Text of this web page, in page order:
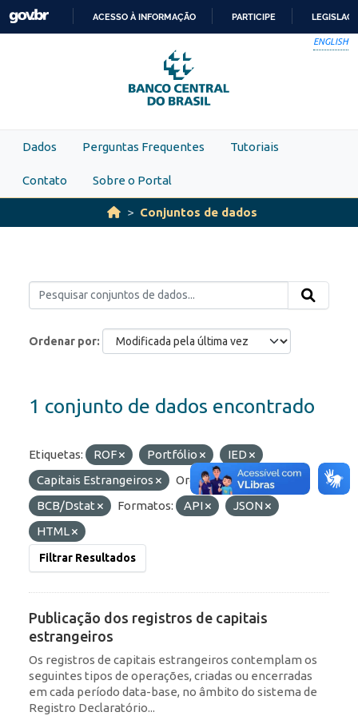
Skip to main content
PARA
O
CONTEÚDO
ACESSO À INFORMAÇÃO PARTICIPE
ENGLISH
Dados Perguntas Frequentes Tutoriais
Contato Sobre o Portal
Conjuntos de dados
Ordenar por
1 conjunto de dados encontrado
Etiquetas: ROF Portfólio
IED
Capitais Estrangeiros
Organizações:
BCB/Dstat
Formatos: API
JSON
HTML
Filtrar Resultados
Publicação dos registros de capitais
estrangeiros
Os registros de capitais estrangeiros contemplam os
seguintes tipos de operações, criadas ou encerradas
em cada período data-base, no âmbito do sistema de
Registro Declaratório...